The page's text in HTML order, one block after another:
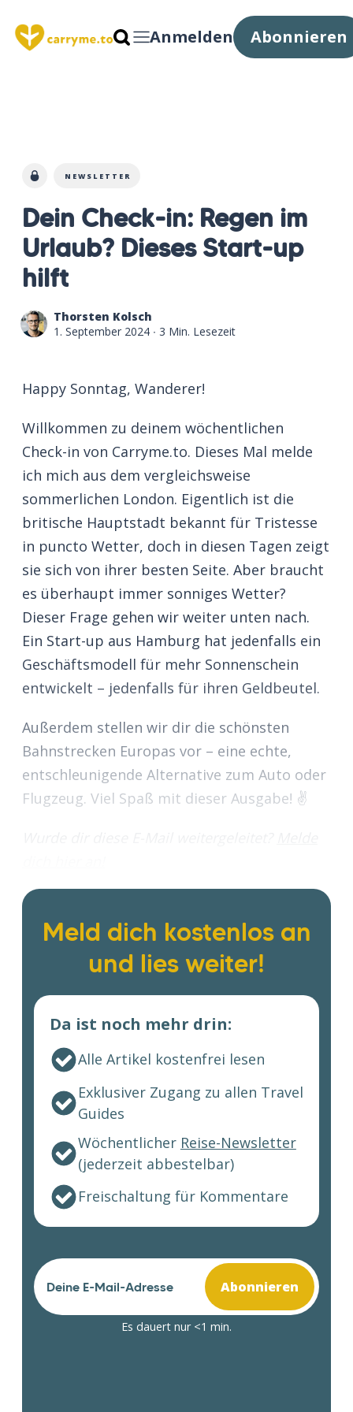
Anmelden Abonnieren
NEWSLETTER
Dein Check-in: Regen im
Urlaub? Dieses Start-up
hilft
Thorsten Kolsch
1. September 2024∙ 3 Min. Lesezeit
Happy Sonntag, Wanderer!
Willkommen zu deinem wöchentlichen
Check-in von Carryme.to. Dieses Mal melde
ich mich aus dem vergleichsweise
sommerlichen London. Eigentlich ist die
britische Hauptstadt bekannt für Tristesse
in puncto Wetter, doch in diesen Tagen zeigt
sie sich von ihrer besten Seite. Aber braucht
es überhaupt immer sonniges Wetter?
Dieser Frage gehen wir weiter unten nach.
Ein Start-up aus Hamburg hat jedenfalls ein
Geschäftsmodell für mehr Sonnenschein
entwickelt – jedenfalls für ihren Geldbeutel.
Außerdem stellen wir dir die schönsten
Bahnstrecken Europas vor – eine echte,
entschleunigende Alternative zum Auto oder
Flugzeug. Viel Spaß mit dieser Ausgabe! ✌️
Meld dich kostenlos an
und lies weiter!
Da ist noch mehr drin:
Alle Artikel kostenfrei lesen
Exklusiver Zugang zu allen Travel
Guides
Wöchentlicher Reise-Newsletter
(jederzeit abbestelbar)
Freischaltung für Kommentare
Abonnieren
Es dauert nur <1 min.